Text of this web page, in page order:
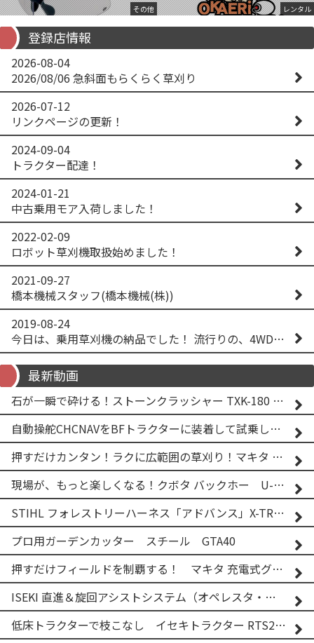
その他 レンタル
登録店情報
2026-08-04
2026/08/06 急斜面もらくらく草刈り
2026-07-12
リンクページの更新！
2024-09-04
トラクター配達！
2024-01-21
中古乗用モア入荷しました！
2022-02-09
ロボット草刈機取扱始めました！
2021-09-27
橋本機械スタッフ(橋本機械(株))
2019-08-24
今日は、乗用草刈機の納品でした！ 流行りの、4WD！ #イセキアグリ #オーレック #四駆 #増税間近
最新動画
石が一瞬で砕ける！ストーンクラッシャー TXK-180 実演
自動操舵CHCNAVをBFトラクターに装着して試乗してみた！！ CHCNAV NX610
押すだけカンタン！ラクに広範囲の草刈り！マキタ バッテリー式草刈り機 MUG001G 2
現場が、もっと楽しくなる！クボタ バックホー U-25-3A
STIHL フォレストリーハーネス「アドバンス」X-TREEm
プロ用ガーデンカッター スチール GTA40
押すだけフィールドを制覇する！ マキタ 充電式グランドトリマー MUG001G
ISEKI 直進＆旋回アシストシステム（オペレスタ・ターン）搭載 イセキ 乗用田植機 PRJ8D-ZJL
低床トラクターで枝こなし イセキトラクター RTS205NS & フレールモア FNC1202F